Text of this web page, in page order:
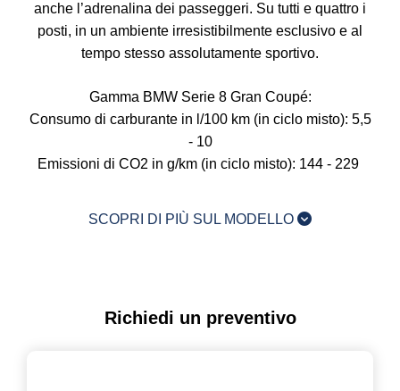
anche l’adrenalina dei passeggeri. Su tutti e quattro i
posti, in un ambiente irresistibilmente esclusivo e al
tempo stesso assolutamente sportivo.
Gamma BMW Serie 8 Gran Coupé:
Consumo di carburante in l/100 km (in ciclo misto): 5,5
- 10
Emissioni di CO2 in g/km (in ciclo misto): 144 - 229
SCOPRI DI PIÙ SUL MODELLO
Richiedi un preventivo